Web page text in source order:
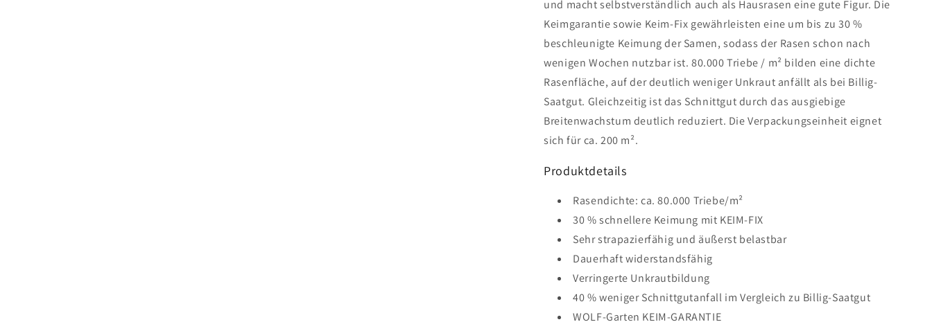
und macht selbstverständlich auch als Hausrasen eine gute Figur. Die
Keimgarantie sowie Keim-Fix gewährleisten eine um bis zu 30 %
beschleunigte Keimung der Samen, sodass der Rasen schon nach
wenigen Wochen nutzbar ist. 80.000 Triebe / m² bilden eine dichte
Rasenfläche, auf der deutlich weniger Unkraut anfällt als bei Billig-
Saatgut. Gleichzeitig ist das Schnittgut durch das ausgiebige
Breitenwachstum deutlich reduziert. Die Verpackungseinheit eignet
sich für ca. 200 m².
Produktdetails
Rasendichte: ca. 80.000 Triebe/m²
30 % schnellere Keimung mit KEIM-FIX
Sehr strapazierfähig und äußerst belastbar
Dauerhaft widerstandsfähig
Verringerte Unkrautbildung
40 % weniger Schnittgutanfall im Vergleich zu Billig-Saatgut
WOLF-Garten KEIM-GARANTIE